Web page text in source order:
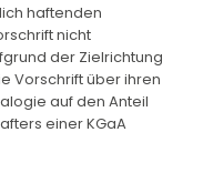
haftenden
nicht
der Zielrichtung
Vorschrift über ihren
auf den Anteil
einer KGaA